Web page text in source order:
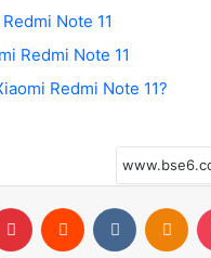
Note 11
Redmi Note 11
Redmi Note 11?
PinterestReddit